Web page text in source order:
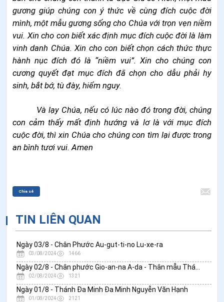
gương giúp chúng con ý thức về cùng đích cuộc đời
mình, một mẫu gương sống cho Chúa với trọn vẹn niềm
vui. Xin cho con biết xác định mục đích cuộc đời là làm
vinh danh Chúa. Xin cho con biết chọn cách thức thực
hành nục đích đó là “niềm vui”. Xin cho chúng con
cương quyết đạt mục đích đã chọn cho dẫu phải hy
sinh, bắt bớ, tù đày, hiểm nguy.
Và lạy Chúa, nếu có lúc nào đó trong đời, chúng
con cảm thấy mất định hướng và lơ là với mục đích
cuộc đời, thì xin Chúa cho chúng con tìm lại được trong
an bình tươi vui. Amen
Chia sẻ
TIN LIÊN QUAN
Ngày 03/8 - Chân Phước Au-gut-ti-no Lu-xe-ra
03/08/2024 1466
02/08/2024 1321
Ngày 01/8 - Thánh Đa Minh Đa Minh Nguyễn Văn Hạnh
01/08/2024 2121